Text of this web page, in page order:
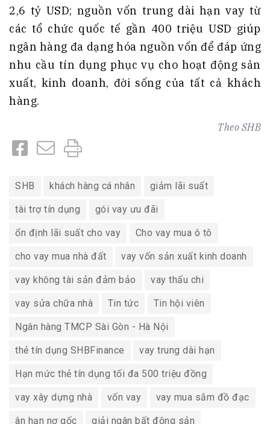
2,6 tỷ USD; nguồn vốn trung dài hạn vay từ
các tổ chức quốc tế gần 400 triệu USD giúp
ngân hàng đa dạng hóa nguồn vốn để đáp ứng
nhu cầu tín dụng phục vụ cho hoạt động sản
xuất, kinh doanh, đời sống của tất cả khách
hàng.
Theo SHB
SHB khách hàng cá nhân giảm lãi suất
tài trợ tín dụng gói vay ưu đãi
ổn định lãi suất cho vay Cho vay mua ô tô
cho vay mua nhà đất vay vốn sản xuất kinh doanh
vay không tài sản đảm bảo vay thấu chi
vay sửa chữa nhà Tin tức Tin hội viên
Ngân hàng TMCP Sài Gòn - Hà Nội
thẻ tín dụng SHBFinance vay trung dài hạn
Hạn mức thẻ tín dụng tối đa 500 triệu đồng
vay xây dựng nhà vốn vay vay mua sắm đồ đạc
ân hạn nợ gốc giải ngân bất động sản